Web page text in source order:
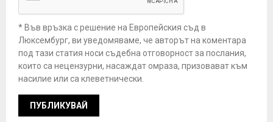
* Във връзка с решение на Европейския съд в
Люксембург, ви уведомяваме, че авторът на коментара
под тази статия носи съдебна отговорност за послания,
които са нецензурни, насаждат омраза, призовават към
насилие или са клеветнически.